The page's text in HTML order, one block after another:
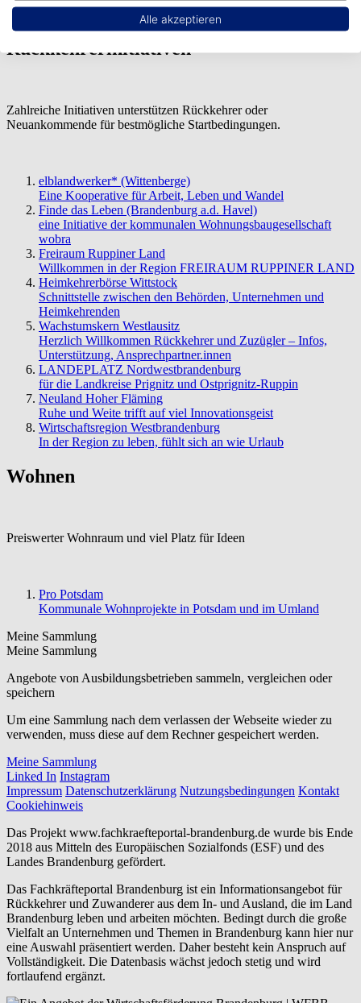
Antworten auf Gründerfragen in Westbrandenburg
Rückkehrerinitiativen
Zahlreiche Initiativen unterstützen Rückkehrer oder
Neuankommende für bestmögliche Startbedingungen.
elblandwerker* (Wittenberge)
Eine Kooperative für Arbeit, Leben und Wandel
Finde das Leben (Brandenburg a.d. Havel)
eine Initiative der kommunalen Wohnungsbaugesellschaft
wobra
Freiraum Ruppiner Land
Willkommen in der Region FREIRAUM RUPPINER LAND
Heimkehrerbörse Wittstock
Schnittstelle zwischen den Behörden, Unternehmen und
Heimkehrenden
Wachstumskern Westlausitz
Herzlich Willkommen Rückkehrer und Zuzügler – Infos,
Unterstützung, Ansprechpartner.innen
LANDEPLATZ Nordwestbrandenburg
für die Landkreise Prignitz und Ostprignitz-Ruppin
Neuland Hoher Fläming
Ruhe und Weite trifft auf viel Innovationsgeist
Wirtschaftsregion Westbrandenburg
In der Region zu leben, fühlt sich an wie Urlaub
Wohnen
Preiswerter Wohnraum und viel Platz für Ideen
Pro Potsdam
Kommunale Wohnprojekte in Potsdam und im Umland
Meine Sammlung
Meine Sammlung
Angebote von Ausbildungsbetrieben sammeln, vergleichen oder
speichern
Um eine Sammlung nach dem verlassen der Webseite wieder zu
verwenden, muss diese auf dem Rechner gespeichert werden.
Meine Sammlung
Linked In Instagram
Impressum Datenschutzerklärung Nutzungsbedingungen Kontakt
Cookiehinweis
Das Projekt www.fachkraefteportal-brandenburg.de wurde bis Ende
2018 aus Mitteln des Europäischen Sozialfonds (ESF) und des
Landes Brandenburg gefördert.
Das Fachkräfteportal Brandenburg ist ein Informationsangebot für
Rückkehrer und Zuwanderer aus dem In- und Ausland, die im Land
Brandenburg leben und arbeiten möchten. Bedingt durch die große
Vielfalt an Unternehmen und Themen in Brandenburg kann hier nur
eine Auswahl präsentiert werden. Daher besteht kein Anspruch auf
Vollständigkeit. Die Datenbasis wächst jedoch stetig und wird
fortlaufend ergänzt.
Alle akzeptieren